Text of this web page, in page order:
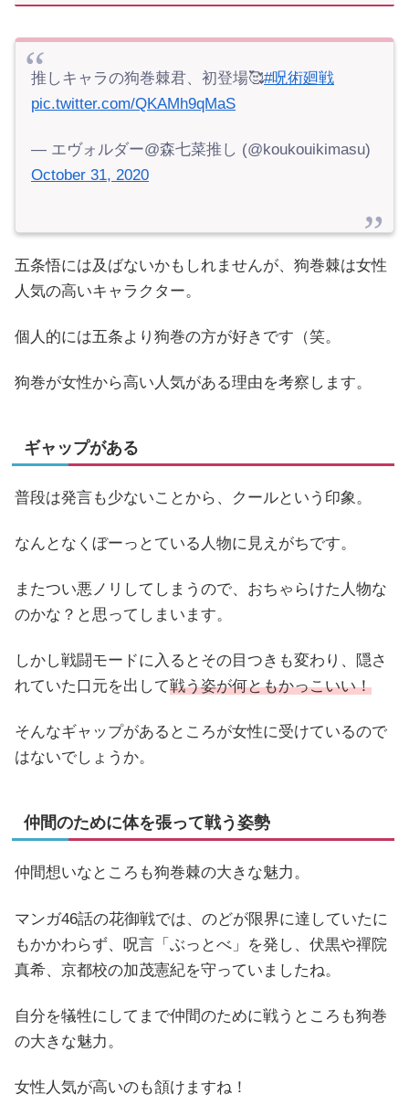
推しキャラの狗巻棘君、初登場🥰#呪術廻戦
pic.twitter.com/QKAMh9qMaS
— エヴォルダー@森七菜推し (@koukouikimasu)
October 31, 2020
五条悟には及ばないかもしれませんが、狗巻棘は女性
人気の高いキャラクター。
個人的には五条より狗巻の方が好きです（笑。
狗巻が女性から高い人気がある理由を考察します。
ギャップがある
普段は発言も少ないことから、クールという印象。
なんとなくぼーっとている人物に見えがちです。
またつい悪ノリしてしまうので、おちゃらけた人物な
のかな？と思ってしまいます。
しかし戦闘モードに入るとその目つきも変わり、隠さ
れていた口元を出して戦う姿が何ともかっこいい！
そんなギャップがあるところが女性に受けているので
はないでしょうか。
仲間のために体を張って戦う姿勢
仲間想いなところも狗巻棘の大きな魅力。
マンガ46話の花御戦では、のどが限界に達していたに
もかかわらず、呪言「ぶっとべ」を発し、伏黒や禪院
真希、京都校の加茂憲紀を守っていましたね。
自分を犠牲にしてまで仲間のために戦うところも狗巻
の大きな魅力。
女性人気が高いのも頷けますね！